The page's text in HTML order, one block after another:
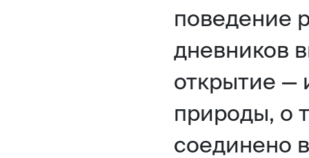
поведение
дневников
открытие —
природы, о
соединено